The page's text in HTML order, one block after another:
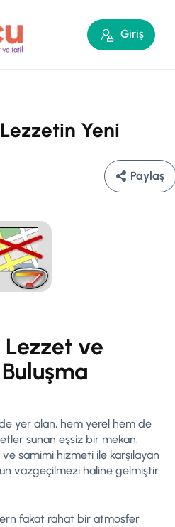
Giriş
Yeni
Paylaş
Lezzet ve
yer alan, hem yerel hem de
sunan eşsiz bir mekan.
ve samimi hizmeti ile karşılayan
vazgeçilmezi haline gelmiştir.
fakat rahat bir atmosfer